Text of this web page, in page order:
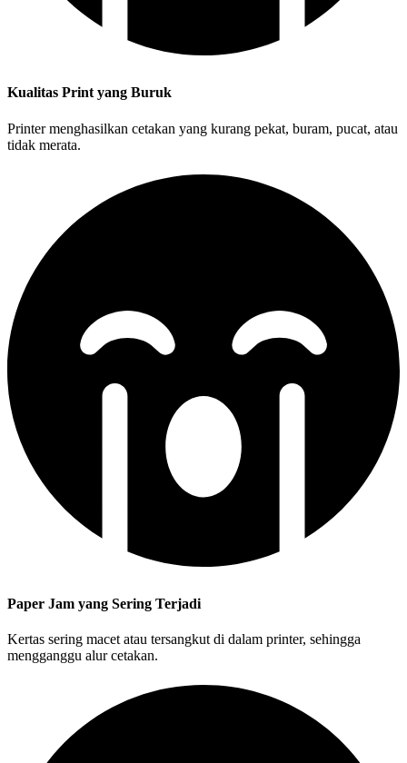
Kualitas Print yang Buruk
Printer menghasilkan cetakan yang kurang pekat, buram, pucat, atau
tidak merata.
Paper Jam yang Sering Terjadi
Kertas sering macet atau tersangkut di dalam printer, sehingga
mengganggu alur cetakan.